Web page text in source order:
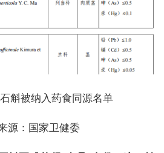
斛被纳入药食同源名单
源：国家卫健委